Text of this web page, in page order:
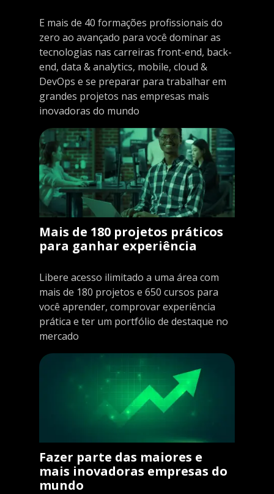
E mais de 40 formações profissionais do
zero ao avançado para você dominar as
tecnologias nas carreiras front-end, back-
end, data & analytics, mobile, cloud &
DevOps e se preparar para trabalhar em
grandes projetos nas empresas mais
inovadoras do mundo
Mais de 180 projetos práticos
para ganhar experiência
Libere acesso ilimitado a uma área com
mais de 180 projetos e 650 cursos para
você aprender, comprovar experiência
prática e ter um portfólio de destaque no
mercado
Fazer parte das maiores e
mais inovadoras empresas do
mundo